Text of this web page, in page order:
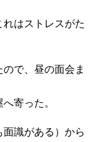
はストレスがた
で、昼の面会ま
寄った。
識がある）から